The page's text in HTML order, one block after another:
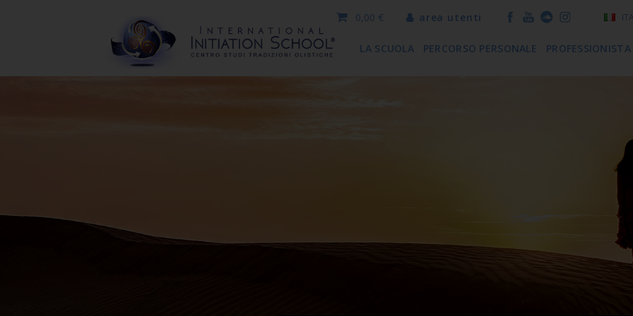
area utenti
0,00 €
LA SCUOLA PERCORSO PERSONALE